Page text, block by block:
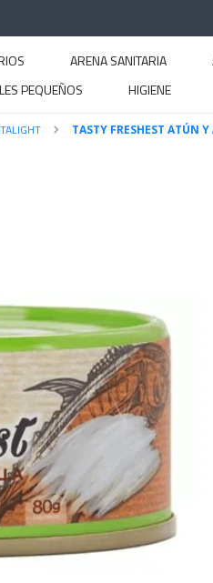
ARENA SANITARIA
PEQUEÑOS
HIGIENE
TASTY FRESHEST ATÚN